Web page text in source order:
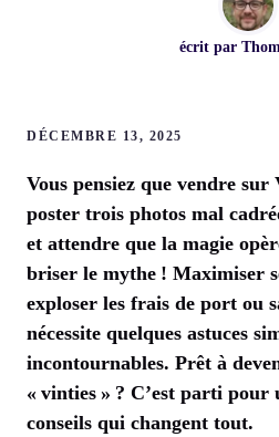
écrit par
DÉCEMBRE 13, 2025
Vous pensiez que vendre sur
poster trois photos mal
et attendre que la magie
briser le mythe ! Maximiser
exploser les frais de port ou
nécessite quelques astuces
incontournables. Prêt à
« vinties » ? C’est parti pour
conseils qui changent tout.